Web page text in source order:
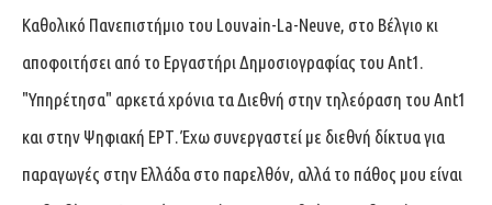
Καθολικό Πανεπιστήμιο του Louvain-La-Neuve, στο Βέλγιο κι
αποφοιτήσει από το Εργαστήρι Δημοσιογραφίας του Ant1.
"Υπηρέτησα" αρκετά χρόνια τα Διεθνή στην τηλεόραση του Ant1
και στην Ψηφιακή ΕΡΤ. Έχω συνεργαστεί με διεθνή δίκτυα για
παραγωγές στην Ελλάδα στο παρελθόν, αλλά το πάθος μου είναι